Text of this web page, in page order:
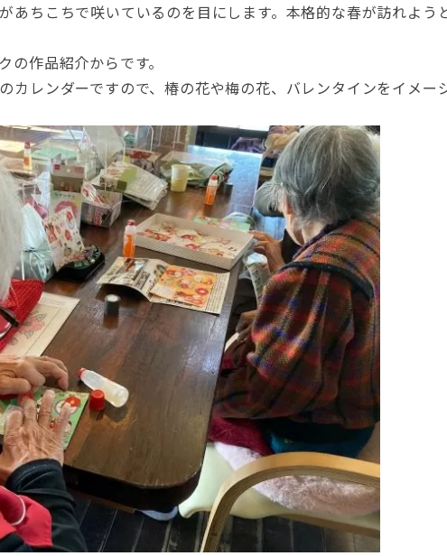
あちこちで咲いているのを目にします。本格的な春が訪れよう
の作品紹介からです。
カレンダーですので、椿の花や梅の花、バレンタインをイメ